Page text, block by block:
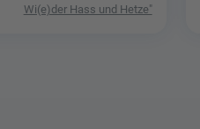
Wi(e)der Hass und Hetze"